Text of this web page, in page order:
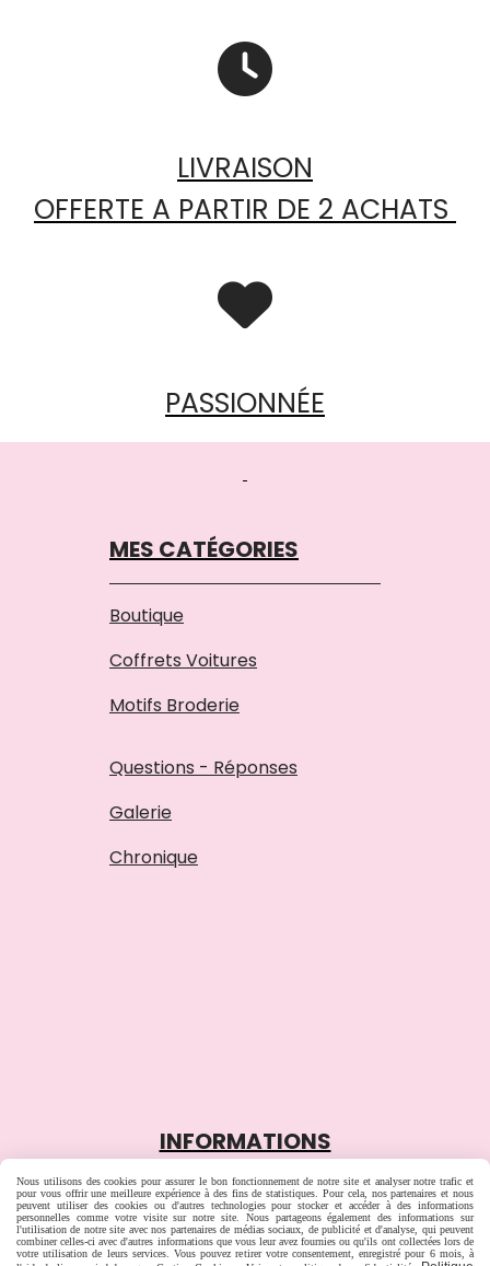

LIVRAISON
OFFERTE A PARTIR DE 2 ACHATS

PASSIONNÉE
MES CATÉGORIES
Boutique
Coffrets Voitures
Motifs Broderie
Questions - Réponses
Galerie
Chronique
INFORMATIONS
 Tèl : 06 62 72 33 05
Mail :[email protected]
Nous utilisons des cookies pour assurer le bon fonctionnement de notre site et analyser notre trafic et
pour vous offrir une meilleure expérience à des fins de statistiques. Pour cela, nos partenaires et nous
peuvent utiliser des cookies ou d'autres technologies pour stocker et accéder à des informations
personnelles comme votre visite sur notre site. Nous partageons également des informations sur
l'utilisation de notre site avec nos partenaires de médias sociaux, de publicité et d'analyse, qui peuvent
combiner celles-ci avec d'autres informations que vous leur avez fournies ou qu'ils ont collectées lors de
votre utilisation de leurs services. Vous pouvez retirer votre consentement, enregistré pour 6 mois, à